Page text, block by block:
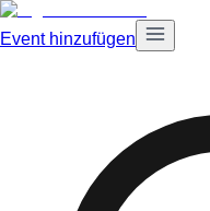
Event hinzufügen